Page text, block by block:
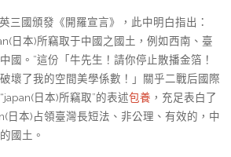
三國頒發《開羅宣言》，此中明白指出：
日本)所竊取于中國之國土，例如西南、臺
國。”這份「牛先生！請你停止散播金箔！
壞了我的空間美學係數！」關乎二戰后國際
日本)所竊取”的表述包養 ，充足表白了
日本)占領臺灣長短法、非公理、有效的，中
國土。